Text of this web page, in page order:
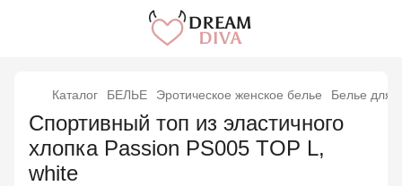
Каталог БЕЛЬЕ Эротическое женское белье Белье для
Спортивный топ из эластичного
хлопка Passion PS005 TOP L,
white